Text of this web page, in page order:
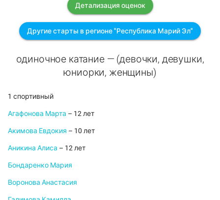
Детализация оценок
Другие старты в регионе "Республика Марий Эл"
одиночное катание — (девочки, девушки,
юниорки, женщины)
1 спортивный
Агафонова Марта – 12 лет
Акимова Евдокия – 10 лет
Аникина Алиса – 12 лет
Бондаренко Мария
Воронова Анастасия